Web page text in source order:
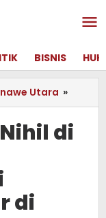
BISNIS
Utara »
Nihil
di
di